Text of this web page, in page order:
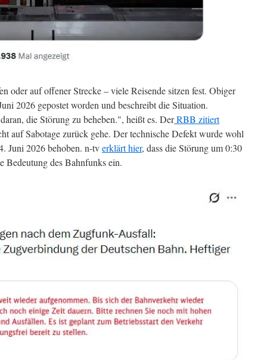
oder auf offener Strecke – viele Reisende sitzen fest. Obiger
2026 gepostet worden und beschreibt die Situation.
die Störung zu beheben.", heißt es. DerRBB zitiert
auf Sabotage zurück gehe. Der technische Defekt wurde wohl
Juni 2026 behoben. n-tverklärt hier, dass die Störung um 0:30
Bedeutung des Bahnfunks ein.